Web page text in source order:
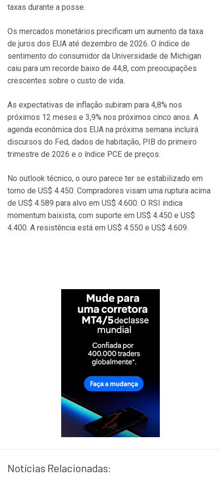
taxas durante a posse.
Os mercados monetários precificam um aumento da taxa
de juros dos EUA até dezembro de 2026. O índice de
sentimento do consumidor da Universidade de Michigan
caiu para um recorde baixo de 44,8, com preocupações
crescentes sobre o custo de vida.
As expectativas de inflação subiram para 4,8% nos
próximos 12 meses e 3,9% nos próximos cinco anos. A
agenda econômica dos EUA na próxima semana incluirá
discursos do Fed, dados de habitação, PIB do primeiro
trimestre de 2026 e o índice PCE de preços.
No outlook técnico, o ouro parece ter se estabilizado em
torno de US$ 4.450. Compradores visam uma ruptura acima
de US$ 4.589 para alvo em US$ 4.600. O RSI indica
momentum baixista, com suporte em US$ 4.450 e US$
4.400. A resistência está em US$ 4.550 e US$ 4.609.
Notícias Relacionadas: